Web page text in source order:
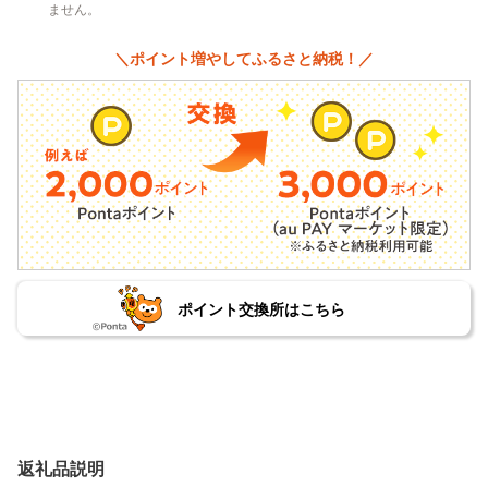
ません。
＼ポイント増やしてふるさと納税！／
ポイント交換所はこちら
返礼品説明